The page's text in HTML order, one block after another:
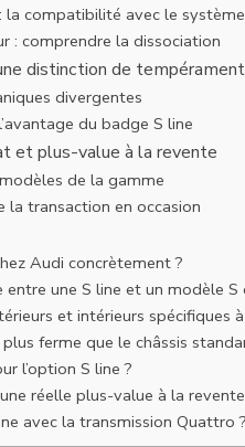
compatibilité avec le
: comprendre la dissociation
distinction de tempérament
divergentes
du badge S line
et plus-value à la revente
de la gamme
la transaction en occasion
Audi concrètement ?
une S line et un modèle S
et intérieurs spécifiques
ferme que le châssis
l’option S line ?
réelle plus-value à la
avec la transmission Quattro ?